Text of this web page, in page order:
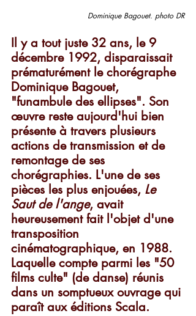
Dominique Bagouet. photo DR
Il y a tout juste 32 ans, le 9
décembre 1992, disparaissait
prématurément le chorégraphe
Dominique Bagouet,
"funambule des ellipses". Son
œuvre reste aujourd'hui bien
présente à travers plusieurs
actions de transmission et de
remontage de ses
chorégraphies. L'une de ses
pièces les plus enjouées, Le
Saut de l'ange, avait
heureusement fait l'objet d'une
transposition
cinématographique, en 1988.
Laquelle compte parmi les "50
films culte" (de danse) réunis
dans un somptueux ouvrage qui
paraît aux éditions Scala.